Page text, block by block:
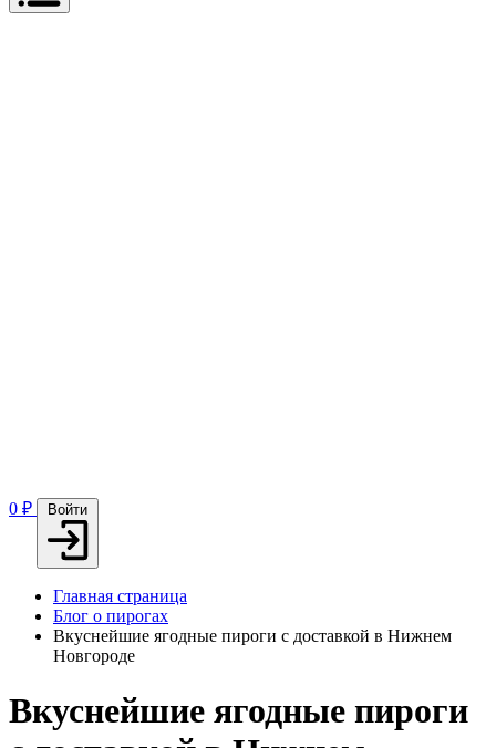
0 ₽ Войти
Главная страница
Блог о пирогах
Вкуснейшие ягодные пироги с доставкой в Нижнем
Новгороде
Вкуснейшие ягодные пироги